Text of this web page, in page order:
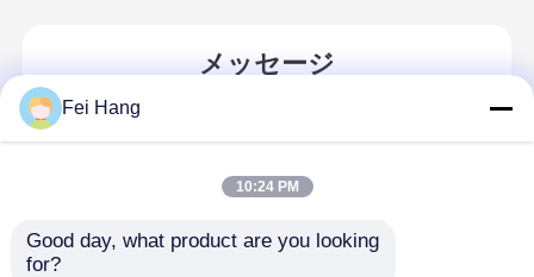
メッセージ
Fei Hang
10:24 PM
Good day, what product are you looking
for?